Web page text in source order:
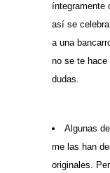
íntegramente
así se
a una
no se te hace
dudas.
Algunas
me las han
originales.